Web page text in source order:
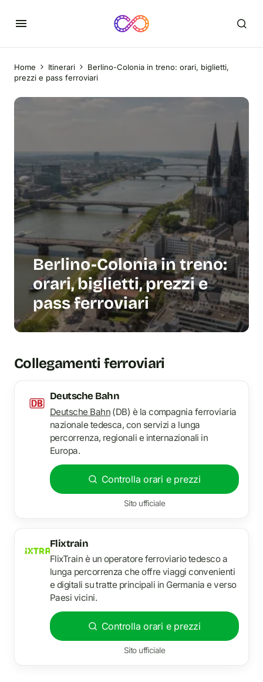
Home Itinerari
Berlino-Colonia in treno: orari, biglietti,
prezzi e pass ferroviari
Berlino-Colonia in treno:
orari, biglietti, prezzi e
pass ferroviari
Collegamenti ferroviari
Deutsche Bahn
Deutsche Bahn(DB) è la compagnia ferroviaria
nazionale tedesca, con servizi a lunga
percorrenza, regionali e internazionali in
Europa.
Controlla orari e prezzi
Sito ufficiale
Flixtrain
FlixTrain è un operatore ferroviario tedesco a
lunga percorrenza che offre viaggi convenienti
e digitali su tratte principali in Germania e verso
Paesi vicini.
Controlla orari e prezzi
Sito ufficiale